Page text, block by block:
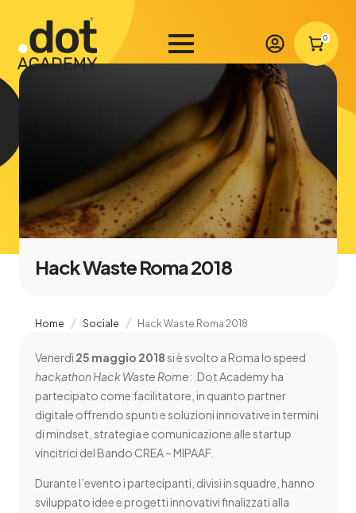
0
Hack Waste Roma 2018
Home Sociale Hack Waste Roma 2018
Venerdì 25 maggio 2018si è svolto a Roma lo speed
hackathon Hack Waste Rome: .Dot Academy ha
partecipato come facilitatore, in quanto partner
digitale offrendo spunti e soluzioni innovative in termini
di mindset, strategia e comunicazione alle startup
vincitrici del Bando CREA – MIPAAF.
Durante l’evento i partecipanti, divisi in squadre, hanno
sviluppato idee e progetti innovativi finalizzati alla